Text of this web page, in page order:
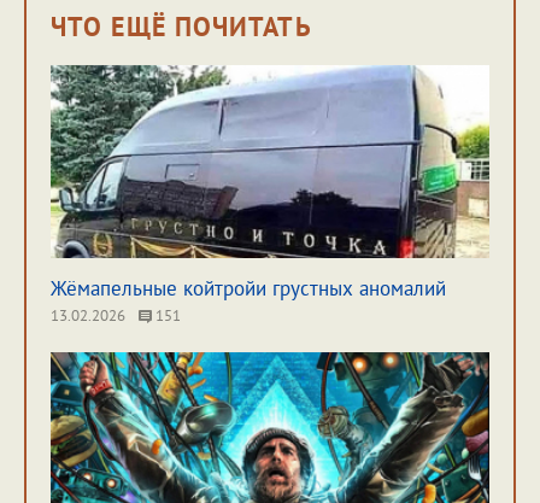
ЧТО ЕЩЁ ПОЧИТАТЬ
Жёмапельные койтройи грустных аномалий
13.02.2026 151